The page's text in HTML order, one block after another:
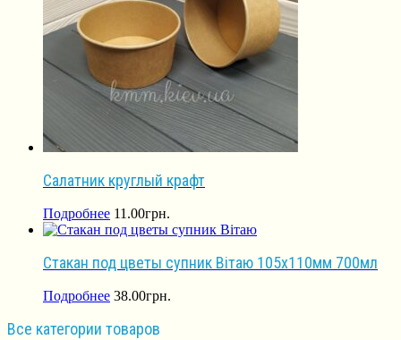
Салатник круглый крафт
Подробнее 11.00грн.
Стакан под цветы супник Вітаю 105х110мм 700мл
Подробнее 38.00грн.
Все категории товаров